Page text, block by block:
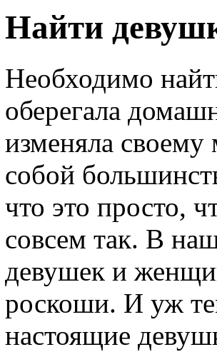
Найти
Необходимо
оберегала
изменяла своему
собой
что это просто,
совсем так. В
девушек и
роскоши. И уж
настоящие